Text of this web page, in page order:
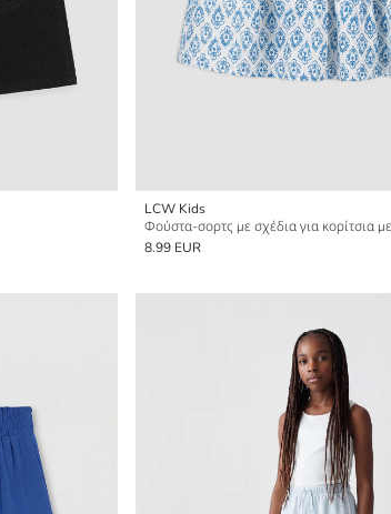
LCW Kids
Φούστα-σορτς με σχέδια για κορίτσια
8.99 EUR